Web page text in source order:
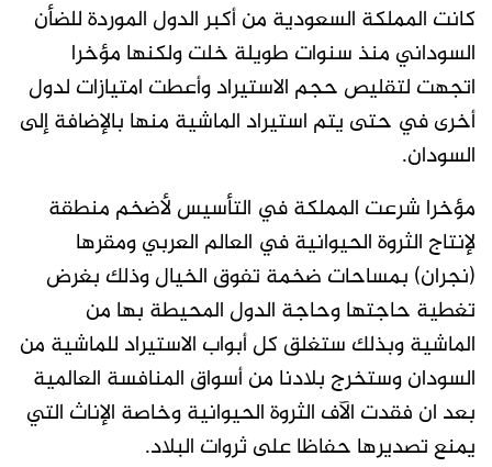
كانت المملكة السعودية من أكبر الدول الموردة للضأن
السوداني منذ سنوات طويلة خلت ولكنها مؤخرا
اتجهت لتقليص حجم الاستيراد وأعطت امتيازات لدول
أخرى في حتى يتم استيراد الماشية منها بالإضافة إلى
السودان.
مؤخرا شرعت المملكة في التأسيس لأضخم منطقة
لإنتاج الثروة الحيوانية في العالم العربي ومقرها
(نجران) بمساحات ضخمة تفوق الخيال وذلك بغرض
تغطية حاجتها وحاجة الدول المحيطة بها من
الماشية وبذلك ستغلق كل أبواب الاستيراد للماشية من
السودان وستخرج بلادنا من أسواق المنافسة العالمية
بعد ان فقدت الآف الثروة الحيوانية وخاصة الإناث التي
يمنع تصديرها حفاظا على ثروات البلاد.